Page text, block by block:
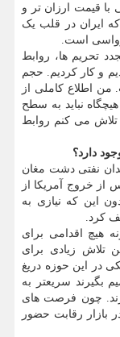
با قیمت ارزان تر و
که ایران در قلب یک
تحریم ها، روابط
و کار کردیم. حجم
من اطلاع کاملی از
نباید به سطح
تلاش می کنم روابط
دارد؟
نفتی دشت مغان
از خروج آمریکا از
اینا بدون این که نیازی به
کرد.
هیچ اقدامی برای
تلاش زیادی برای
در این حوزه دریغ
بگیرند سریعتر به
چون فرصت های
رقابت حضور